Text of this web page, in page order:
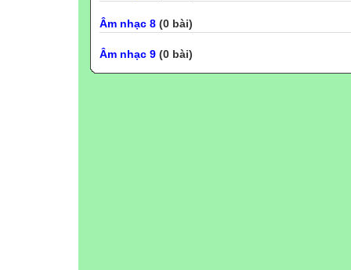
Âm nhạc 8 (0 bài)
Âm nhạc 9 (0 bài)